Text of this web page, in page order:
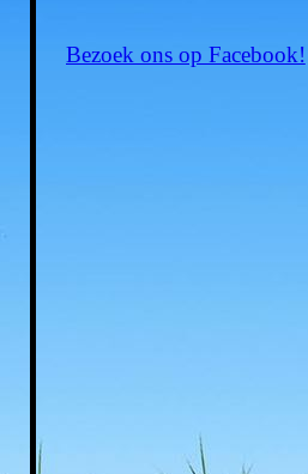
Bezoek ons op Facebook!